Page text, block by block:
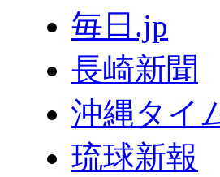
毎日.jp
長崎新聞
沖縄タイ
琉球新報